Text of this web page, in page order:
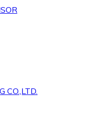
CO.,LTD.